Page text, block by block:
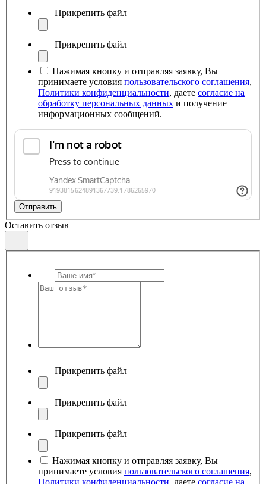
Прикрепить файл
Прикрепить файл
Нажимая кнопку и отправляя заявку, Вы
принимаете условия пользовательского соглашения,
Политики конфиденциальности, даете согласие на
обработку персональных данных и получение
информационных сообщений.
Отправить
Оставить отзыв
Прикрепить файл
Прикрепить файл
Прикрепить файл
Нажимая кнопку и отправляя заявку, Вы
принимаете условия пользовательского соглашения,